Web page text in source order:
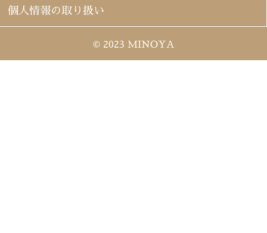
個人情報の取り扱い
© 2023 MINOYA